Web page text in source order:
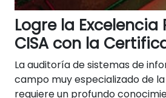
Logre la
CISA con la
La auditoría de sistemas de
campo muy especializado de
requiere un profundo